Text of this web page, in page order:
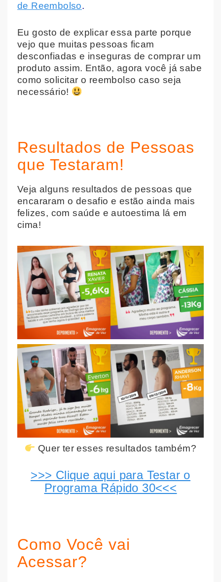
de Reembolso.
Eu gosto de explicar essa parte porque
vejo que muitas pessoas ficam
desconfiadas e inseguras de comprar um
produto assim. Então, agora você já sabe
como solicitar o reembolso caso seja
necessário!
Resultados de Pessoas
que Testaram!
Veja alguns resultados de pessoas que
encararam o desafio e estão ainda mais
felizes, com saúde e autoestima lá em
cima!
Quer ter esses resultados também?
>>> Clique aqui para Testar o
Programa Rápido 30<<<
Como Você vai
Acessar?